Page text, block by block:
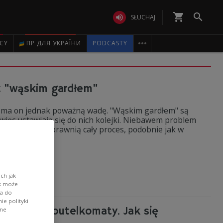
 SŁUCHAJ shopping_cart 
ПР ДЛЯ УКРАЇНИ PODCASTY 
gardłem"
on jednak poważną wadę. "Wąskim gardłem" są
ustawiają się do nich kolejki. Niebawem problem
które usprawnią cały proces, podobnie jak w
to są już butelkomaty. Jak się
jak
może
do
polityki